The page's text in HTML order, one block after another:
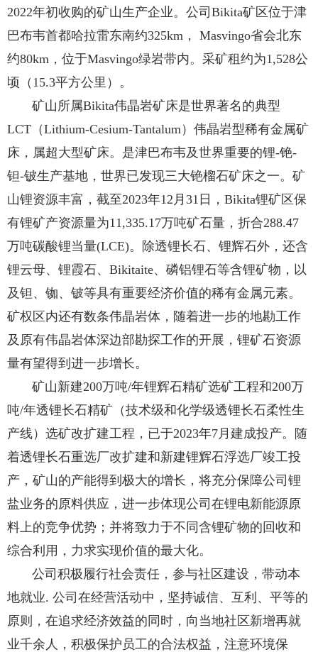
2022年初收购的矿山生产企业。公司Bikita矿区位于津
巴布韦首都哈拉雷东南约325km， Masvingo省会北东
约80km，位于Masvingo绿岩带内。采矿租约为1,528公
顷（15.3平方公里）。
矿山所属Bikita伟晶岩矿床是世界著名的典型
LCT（Lithium-Cesium-Tantalum）伟晶岩型稀有金属矿
床，属超大型矿床。是津巴布韦及世界重要的锂-铯-
钽-铍生产基地，世界已发现三大铯榴石矿床之一。矿
山锂资源丰富，截至2023年12月31日，Bikita锂矿区保
有锂矿产资源量为11,335.17万吨矿石量，折合288.47
万吨碳酸锂当量(LCE)。除透锂长石、锂辉石外，还含
锂云母、锂霞石、Bikitaite、磷铝锂石等含锂矿物，以
及钽、铷、铍等具有重要经济价值的稀有金属元素。
矿权区内还有数条伟晶岩体，随着进一步的地勘工作
及原有伟晶岩体深边部勘探工作的开展，锂矿石资源
量有望得到进一步增长。
矿山新建200万吨/年锂辉石精矿选矿工程和200万
吨/年透锂长石精矿（技术级和化学级透锂长石柔性生
产线）选矿改扩建工程，已于2023年7月建成投产。随
着透锂长石重选厂改扩建和新建锂辉石浮选厂竣工投
产，矿山的产能得到极大的增长，将充分保障公司锂
盐业务的原料供应，进一步体现公司在锂电新能源原
料上的竞争优势；并将致力于不同含锂矿物的回收和
综合利用，力求实现价值的最大化。
公司积极履行社会责任，参与社区建设，带动本
地就业. 公司在经营活动中，坚持诚信、互利、平等的
原则，在追求经济效益的同时，向当地社区新增再就
业千余人，积极保护员工的合法权益，注意环境保